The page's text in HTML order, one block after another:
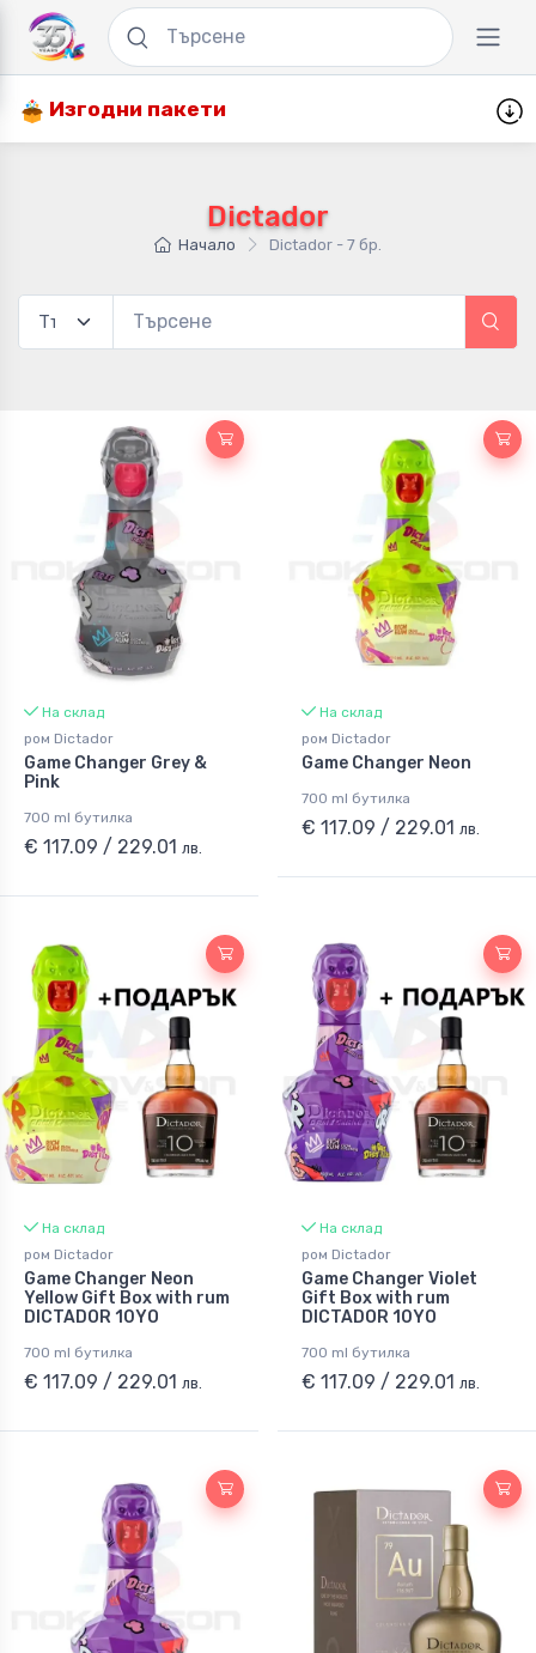
Изгодни пакети
Dictador
Начало Dictador - 7 бр.
На склад
ром Dictador
Game Changer Grey &
Pink
700 ml бутилка
€ 117.09 / 229.01 лв.
На склад
ром Dictador
Game Changer Neon
700 ml бутилка
€ 117.09 / 229.01 лв.
На склад
ром Dictador
Game Changer Neon
Yellow Gift Box with rum
DICTADOR 10YO
700 ml бутилка
€ 117.09 / 229.01 лв.
На склад
ром Dictador
Game Changer Violet
Gift Box with rum
DICTADOR 10YO
700 ml бутилка
€ 117.09 / 229.01 лв.